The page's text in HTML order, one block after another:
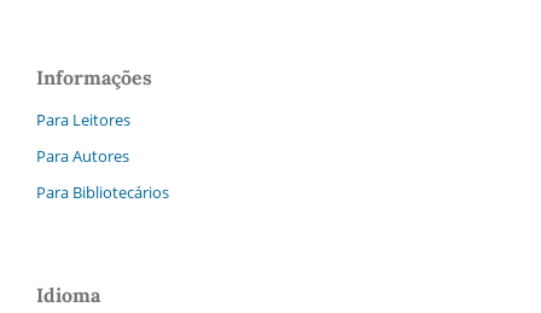
Informações
Para Leitores
Para Autores
Para Bibliotecários
Idioma